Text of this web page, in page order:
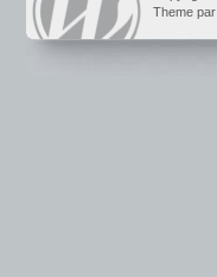
Theme par